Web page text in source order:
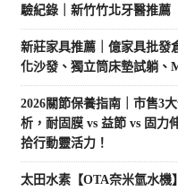
驗紀錄｜新竹竹北牙醫推薦
新莊家具推薦｜億家具批發
化沙發、獨立筒床墊試躺、
2026關節保養指南｜市售3
析，耐固膜 vs 益節 vs 固力
拾行動靈活力！
太田水素【OTA奈米氫水機